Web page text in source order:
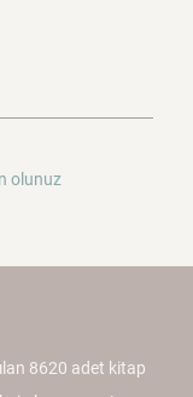
olunuz
8620 adet kitap